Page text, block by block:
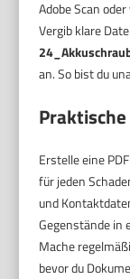
Adobe Scan
Vergib klare
an. So bist du
Erstelle eine
für jeden
und
Gegenstände in
Mache
bevor du